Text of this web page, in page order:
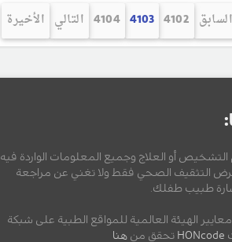
السابق 4102
4103
4104 التالي الأخيرة
التشخيص أو العلاج وجميع المعلومات الواردة فيه
التثقيف الصحي فقط ولا تغني عن مراجعة
طبيب طفلك.
الهيئة العالمية للمواقع الطبية على شبكة
HONcode تحقق من هنا